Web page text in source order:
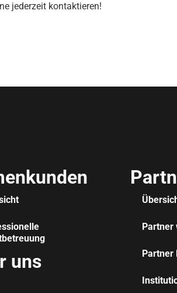
jederzeit kontaktieren!
uns
Partner
Partner